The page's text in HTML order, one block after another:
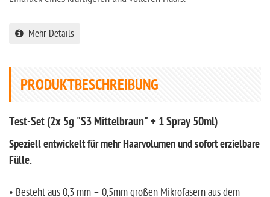
Mehr Details
PRODUKTBESCHREIBUNG
Test-Set (2x 5g "S3 Mittelbraun" + 1 Spray 50ml)
Speziell entwickelt für mehr Haarvolumen und sofort erzielbare
Fülle.
• Besteht aus 0,3 mm – 0,5mm großen Mikrofasern aus dem